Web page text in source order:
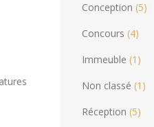
Conception (5)
Concours (4)
Immeuble (1)
Non classé (1)
Réception (5)